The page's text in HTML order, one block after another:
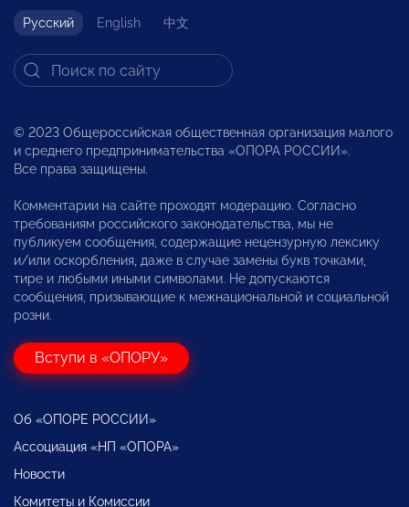
Русский English 中文
© 2023 Общероссийская общественная организация малого
и среднего предпринимательства «ОПОРА РОССИИ».
Все права защищены.
Комментарии на сайте проходят модерацию. Согласно
требованиям российского законодательства, мы не
публикуем сообщения, содержащие нецензурную лексику
и/или оскорбления, даже в случае замены букв точками,
тире и любыми иными символами. Не допускаются
сообщения, призывающие к межнациональной и социальной
розни.
Вступи в «ОПОРУ»
Об «ОПОРЕ РОССИИ»
Ассоциация «НП «ОПОРА»
Новости
Комитеты и Комиссии